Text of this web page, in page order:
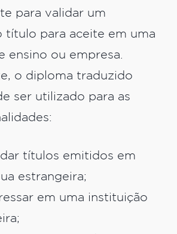
para validar um
título para aceite em uma
ensino ou empresa.
o diploma traduzido
ser utilizado para as
títulos emitidos em
estrangeira;
em uma instituição